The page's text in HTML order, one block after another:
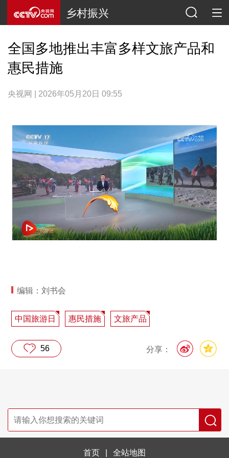
乡村振兴
全国多地推出丰富多样文旅产品和
惠民措施
央视网 | 2026年05月20日 09:55
编辑：刘书会
中国旅游日 惠民措施 文旅产品
分享：
56
首页 全站地图